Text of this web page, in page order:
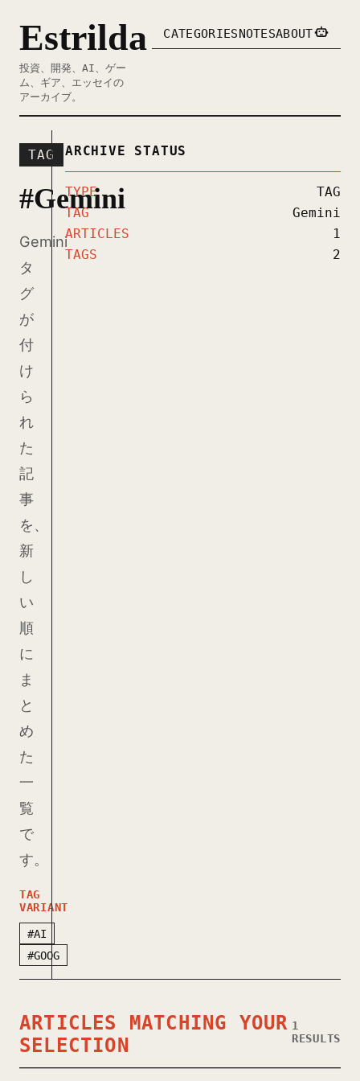
Estrilda CATEGORIESNOTESABOUT
投資、開発、AI、ゲー
ム、ギア、エッセイの
アーカイブ。
TAG
#Gemini
Gemini
タ
グ
が
付
け
ら
れ
た
記
事
を、
新
し
い
順
に
ま
と
め
た
一
覧
で
す。
TAG
VARIANT
#AI
#GOOG
ARCHIVE STATUS
TYPE
TAG
TAG
Gemini
ARTICLES
1
TAGS
2
ARTICLES MATCHING YOUR
SELECTION
1
RESULTS